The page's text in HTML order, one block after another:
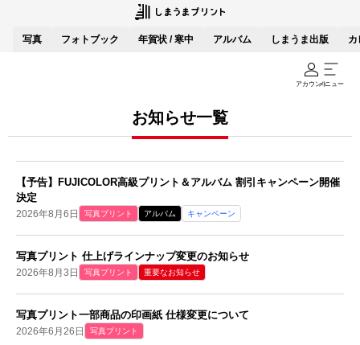
写真 フォトブック 年賀状 / 寒中 アルバム しまうま出版 カ
アカウントメニュー
お知らせ一覧
【予告】FUJICOLOR高級プリント＆アルバム 割引キャンペーン開催
決定
2026年8月6日 写真プリント アルバム キャンペーン
写真プリント 仕上げラインナップ変更のお知らせ
2026年8月3日 写真プリント 重要なお知らせ
写真プリント一部商品の印画紙 仕様変更について
2026年6月26日 写真プリント